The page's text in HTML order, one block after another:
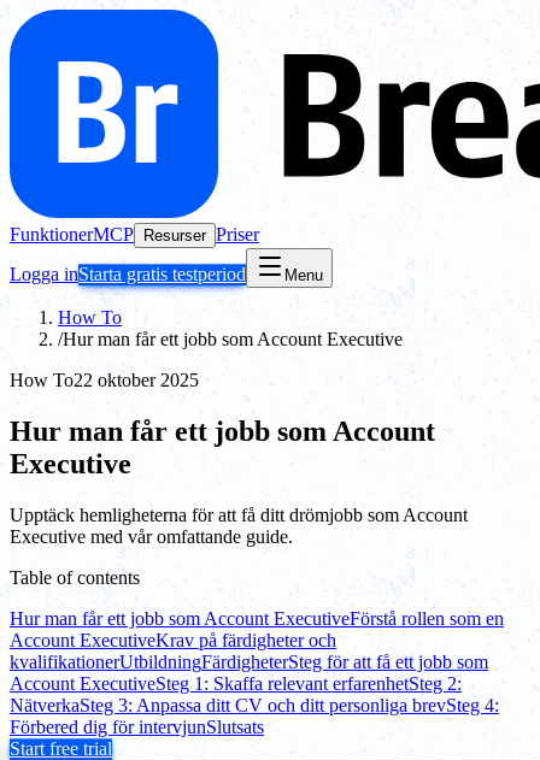
FunktionerMCP Resurser Priser
Logga inStarta gratis testperiod Menu
How To
/Hur man får ett jobb som Account Executive
How To22 oktober 2025
Hur man får ett jobb som Account
Executive
Upptäck hemligheterna för att få ditt drömjobb som Account
Executive med vår omfattande guide.
Table of contents
Hur man får ett jobb som Account ExecutiveFörstå rollen som en
Account ExecutiveKrav på färdigheter och
kvalifikationerUtbildningFärdigheterSteg för att få ett jobb som
Account ExecutiveSteg 1: Skaffa relevant erfarenhetSteg 2:
NätverkaSteg 3: Anpassa ditt CV och ditt personliga brevSteg 4:
Förbered dig för intervjunSlutsats
Start free trial